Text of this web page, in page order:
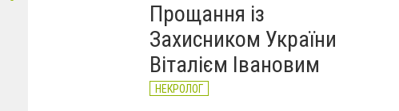
Прощання із
Захисником України
Віталієм Івановим
НЕКРОЛОГ